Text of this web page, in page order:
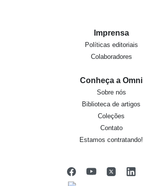
Imprensa
Políticas editoriais
Colaboradores
Conheça a Omni
Sobre nós
Biblioteca de artigos
Coleções
Contato
Estamos contratando!